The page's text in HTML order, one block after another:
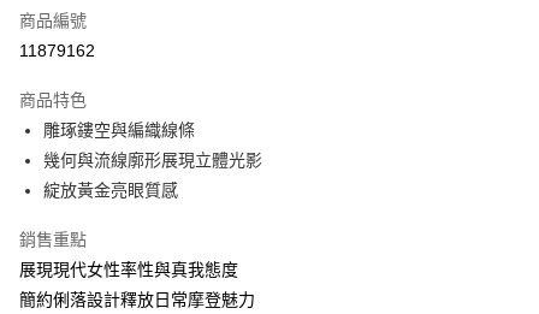
合作金庫商業銀行
上海商業儲蓄銀行
臺灣中小企業銀行
匯豐（台灣）商業銀行
聯邦商業銀行
元大商業銀行
台新國際商業銀行
台灣樂天信用卡公司
合作金庫商業銀行
上海商業儲蓄銀行
國泰世華商業銀行
匯豐（台灣）商業銀行
聯邦商業銀行
玉山商業銀行
台新國際商業銀行
台灣樂天信用卡公司
LINE Pay
Apple Pay
悠遊付
ATM付款
運送方式
宅配(配送時間約1-3個工作天)
商品編號
11879162
商品特色
雕琢鏤空與編織線條
幾何與流線廓形展現立體光影
綻放黃金亮眼質感
銷售重點
展現現代女性率性與真我態度
簡約俐落設計釋放日常摩登魅力